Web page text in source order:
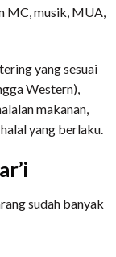
MC, musik, MUA,
yang sesuai
Western),
makanan,
yang berlaku.
sudah banyak